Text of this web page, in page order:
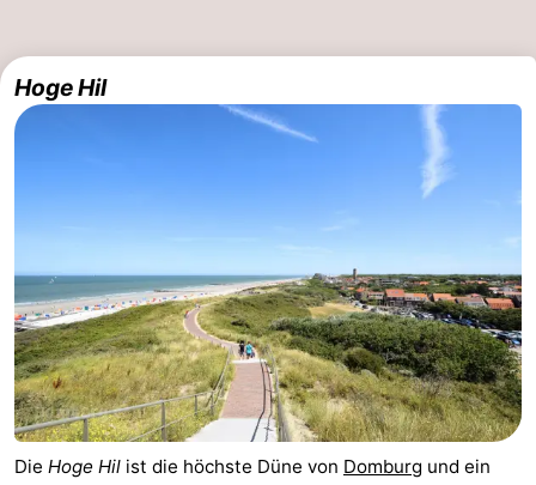
Hoge Hil
Die Hoge Hil ist die höchste Düne von Domburg und ein